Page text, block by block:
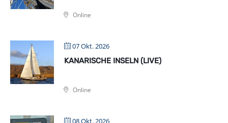
Online
07 Okt. 2026
KANARISCHE INSELN (LIVE)
Online
08 Okt. 2026